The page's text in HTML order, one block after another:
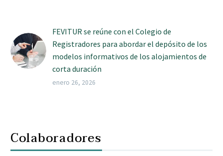
FEVITUR se reúne con el Colegio de
Registradores para abordar el depósito de los
modelos informativos de los alojamientos de
corta duración
enero 26, 2026
Colaboradores